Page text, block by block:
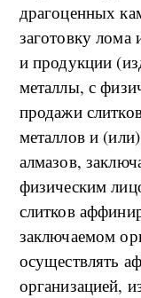
драгоценных
заготовку лома
и продукции
металлы, с
продажи
металлов и
алмазов,
физическим
слитков
заключаемом
осуществлять
организацией,